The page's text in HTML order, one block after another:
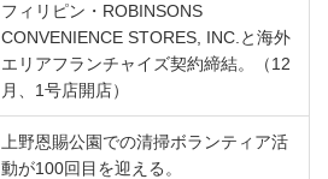
フィリピン・ROBINSONS
CONVENIENCE STORES, INC.と海外
エリアフランチャイズ契約締結。（12
月、1号店開店）
上野恩賜公園での清掃ボランティア活
動が100回目を迎える。